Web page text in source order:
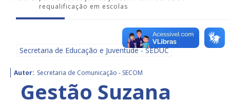
requalificação em escolas
Secretaria de Educação e Juventude - SEDUC
Autor: Secretaria de Comunicação - SECOM
Gestão Suzana